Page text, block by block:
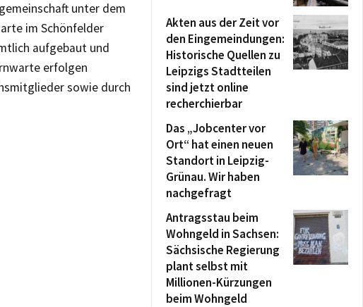
unter dem
im Schönfelder
aufgebaut und
erfolgen
sowie durch
Akten aus der Zeit vor
den Eingemeindungen:
Historische Quellen zu
Leipzigs Stadtteilen
sind jetzt online
recherchierbar
Das „Jobcenter vor
Ort“ hat einen neuen
Standort in Leipzig-
Grünau. Wir haben
nachgefragt
Antragsstau beim
Wohngeld in Sachsen:
Sächsische Regierung
plant selbst mit
Millionen-Kürzungen
beim Wohngeld